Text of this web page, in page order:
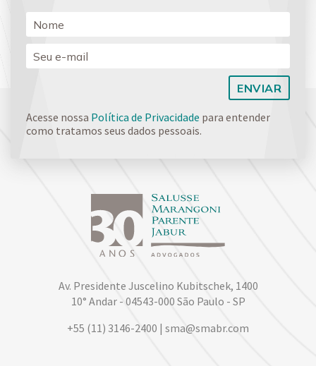
Acesse nossa Política de Privacidade para entender
como tratamos seus dados pessoais.
Av. Presidente Juscelino Kubitschek, 1400
10° Andar - 04543-000 São Paulo - SP
+55 (11) 3146-2400 | sma@smabr.com